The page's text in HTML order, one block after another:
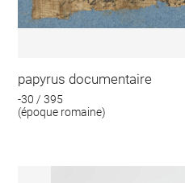
papyrus documentaire
-30 / 395
(époque romaine)